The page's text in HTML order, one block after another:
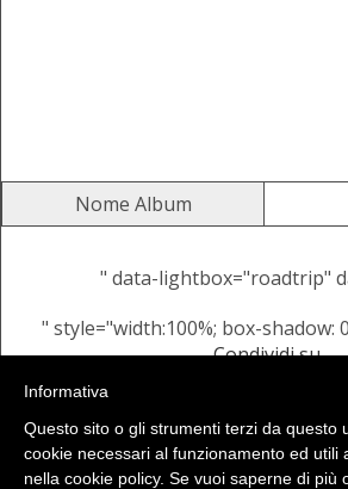
Nome Album
" data-lightbox="roadtrip"
" style="width:100%; box-shadow:
Condividi su
Alcune Immagini
stesso
Informativa
Questo sito o gli strumenti terzi da questo
cookie necessari al funzionamento ed utili
nella cookie policy. Se vuoi saperne di più